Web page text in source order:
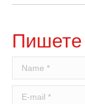
Пишете
Name *
E-mail *